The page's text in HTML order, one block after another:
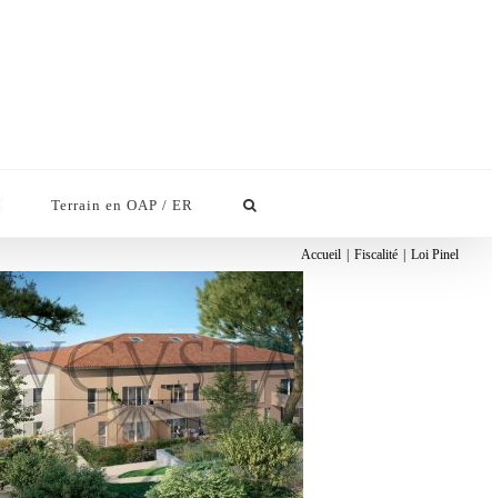
Terrain en OAP / ER
Accueil | Fiscalité | Loi Pinel